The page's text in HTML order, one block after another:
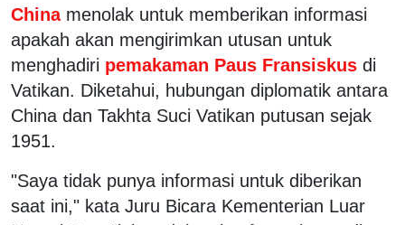
China menolak untuk memberikan informasi
apakah akan mengirimkan utusan untuk
menghadiri pemakaman Paus Fransiskus di
Vatikan. Diketahui, hubungan diplomatik antara
China dan Takhta Suci Vatikan putusan sejak
1951.
"Saya tidak punya informasi untuk diberikan
saat ini," kata Juru Bicara Kementerian Luar